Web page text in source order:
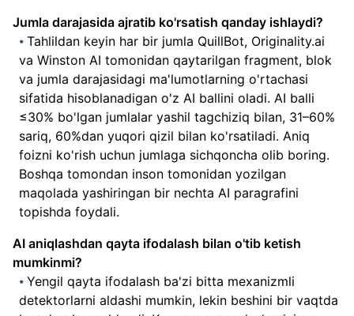
Jumla darajasida ajratib ko'rsatish qanday ishlaydi?
Tahlildan keyin har bir jumla QuillBot, Originality.ai
va Winston AI tomonidan qaytarilgan fragment, blok
va jumla darajasidagi ma'lumotlarning o'rtachasi
sifatida hisoblanadigan o'z AI ballini oladi. AI balli
≤30% bo'lgan jumlalar yashil tagchiziq bilan, 31–60%
sariq, 60%dan yuqori qizil bilan ko'rsatiladi. Aniq
foizni ko'rish uchun jumlaga sichqoncha olib boring.
Boshqa tomondan inson tomonidan yozilgan
maqolada yashiringan bir nechta AI paragrafini
topishda foydali.
AI aniqlashdan qayta ifodalash bilan o'tib ketish
mumkinmi?
Yengil qayta ifodalash ba'zi bitta mexanizmli
detektorlarni aldashi mumkin, lekin beshini bir vaqtda